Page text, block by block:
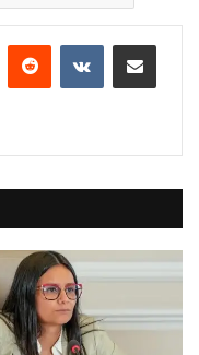
Reddit VKontakteCompartir vía Mail